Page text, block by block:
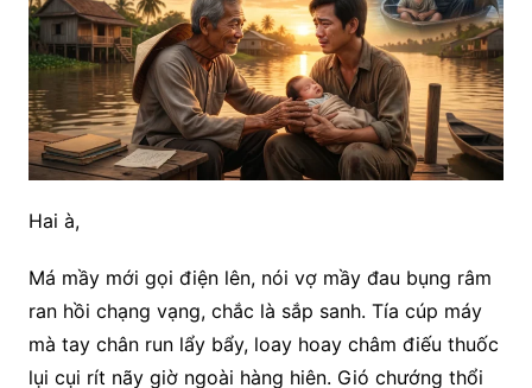
Hai à,
Má mầy mới gọi điện lên, nói vợ mầy đau bụng râm
ran hồi chạng vạng, chắc là sắp sanh. Tía cúp máy
mà tay chân run lẩy bẩy, loay hoay châm điếu thuốc
lụi cụi rít nãy giờ ngoài hàng hiên. Gió chướng thổi